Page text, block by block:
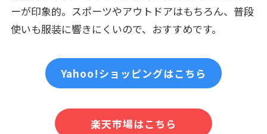
ーが印象的。スポーツやアウトドアはもちろん、普段
使いも服装に響きにくいので、おすすめです。
Yahoo!ショッピングはこちら
楽天市場はこちら